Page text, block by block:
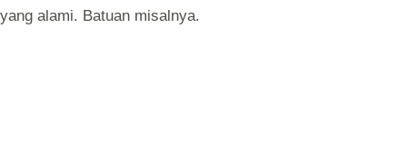
yang alami. Batuan misalnya.